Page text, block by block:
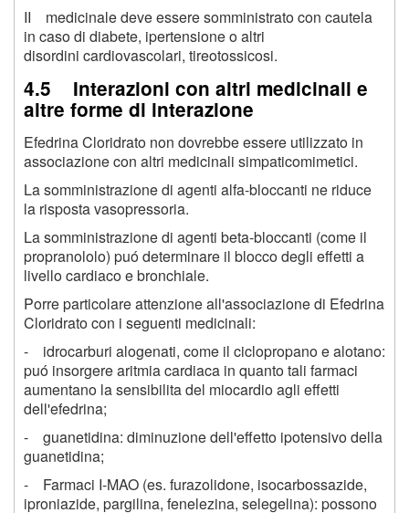
II medicinale deve essere somministrato con cautela
in caso di diabete, ipertensione o altri
disordini cardiovascolari, tireotossicosi.
4.5 Interazioni con altri medicinali e
altre forme di interazione
Efedrina Cloridrato non dovrebbe essere utilizzato in
associazione con altri medicinali simpaticomimetici.
La somministrazione di agenti alfa-bloccanti ne riduce
la risposta vasopressoria.
La somministrazione di agenti beta-bloccanti (come il
propranololo) puó determinare il blocco degli effetti a
livello cardiaco e bronchiale.
Porre particolare attenzione all'associazione di Efedrina
Cloridrato con i seguenti medicinali:
- idrocarburi alogenati, come il ciclopropano e alotano:
puó insorgere aritmia cardiaca in quanto tali farmaci
aumentano la sensibilita del miocardio agli effetti
dell'efedrina;
- guanetidina: diminuzione dell'effetto ipotensivo della
guanetidina;
- Farmaci I-MAO (es. furazolidone, isocarbossazide,
iproniazide, pargilina, fenelezina, selegelina): possono